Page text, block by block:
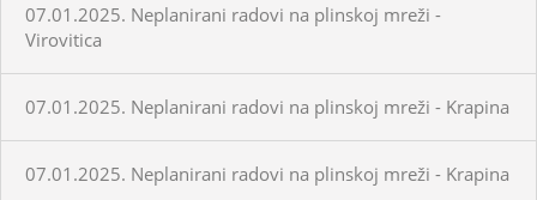
07.01.2025. Neplanirani radovi na plinskoj mreži -
Virovitica
07.01.2025. Neplanirani radovi na plinskoj mreži - Krapina
07.01.2025. Neplanirani radovi na plinskoj mreži - Krapina